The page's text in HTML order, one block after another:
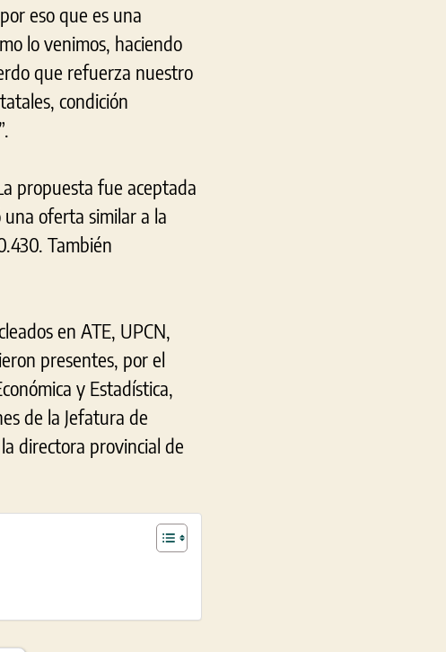
eso que es una
lo venimos, haciendo
que refuerza nuestro
condición
propuesta fue aceptada
oferta similar a la
También
en ATE, UPCN,
presentes, por el
y Estadística,
de la Jefatura de
directora provincial de